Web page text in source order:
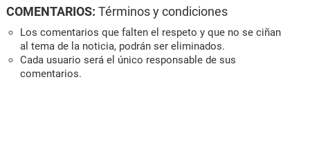
COMENTARIOS: Términos y condiciones
Los comentarios que falten el respeto y que no se ciñan
al tema de la noticia, podrán ser eliminados.
Cada usuario será el único responsable de sus
comentarios.